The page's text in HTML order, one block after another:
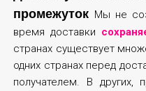
промежуток Мы не
время доставки
странах существует
одних странах перед
получателем. В других,